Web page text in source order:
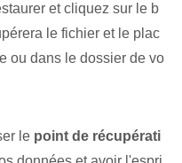
et cliquez sur le b
le fichier et le plac
ou dans le dossier de vo
le point de récupérati